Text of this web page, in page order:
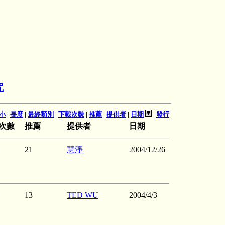
| 長度 | 最終類別 | 下載次數 | 推薦 | 提供者 | 日期 | 發行
數 推薦 提供者 日期
21 慧淨 2004/12/26
13 TED WU 2004/4/3